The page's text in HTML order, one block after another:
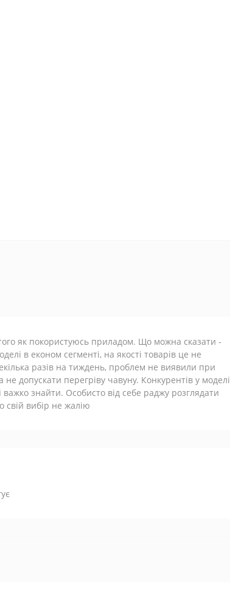
як покористуюсь приладом. Що можна сказати -
в економ сегменті, на якості товарів це не
разів на тиждень, проблем не виявили при
допускати перегріву чавуну. Конкурентів у моделі
важко знайти. Особисто від себе раджу розглядати
вибір не жалію